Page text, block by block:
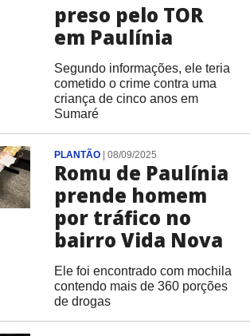
preso pelo TOR
em Paulínia
Segundo informações, ele teria
cometido o crime contra uma
criança de cinco anos em
Sumaré
PLANTÃO| 08/09/2025
Romu de Paulínia
prende homem
por tráfico no
bairro Vida Nova
Ele foi encontrado com mochila
contendo mais de 360 porções
de drogas